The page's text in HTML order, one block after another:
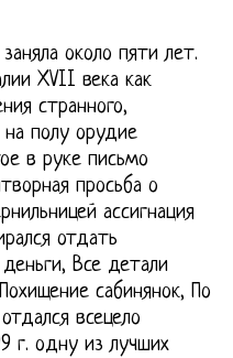
около пяти лет.
XVII века как
странного,
на полу орудие
в руке письмо
просьба о
ассигнация
отдать
Все детали
сабинянок, По
всецело
г. одну из лучших